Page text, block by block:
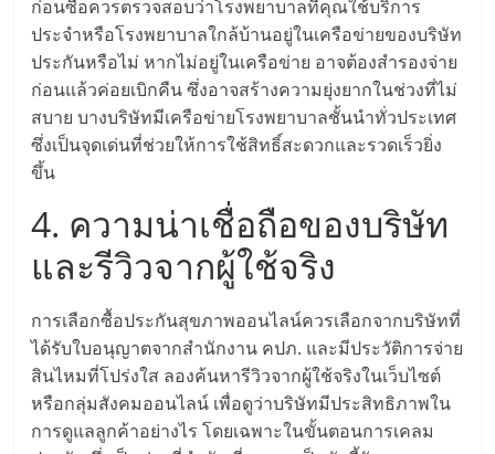
ไชส์
ขาย
หน้า
บ้าน
ลงทุน
น้อย
คืน
ก่อนซื้อควรตรวจสอบว่าโรงพยาบาลที่คุณใช้บริการ
ประจำหรือโรงพยาบาลใกล้บ้านอยู่ในเครือข่ายของบริษัท
ประกันหรือไม่ หากไม่อยู่ในเครือข่าย อาจต้องสำรองจ่าย
ก่อนแล้วค่อยเบิกคืน ซึ่งอาจสร้างความยุ่งยากในช่วงที่ไม่
สบาย บางบริษัทมีเครือข่ายโรงพยาบาลชั้นนำทั่วประเทศ
ซึ่งเป็นจุดเด่นที่ช่วยให้การใช้สิทธิ์สะดวกและรวดเร็วยิ่ง
ขึ้น
4. ความน่าเชื่อถือของบริษัท
และรีวิวจากผู้ใช้จริง
การเลือกซื้อประกันสุขภาพออนไลน์ควรเลือกจากบริษัทที่
ได้รับใบอนุญาตจากสำนักงาน คปภ. และมีประวัติการจ่าย
สินไหมที่โปร่งใส ลองค้นหารีวิวจากผู้ใช้จริงในเว็บไซต์
หรือกลุ่มสังคมออนไลน์ เพื่อดูว่าบริษัทมีประสิทธิภาพใน
การดูแลลูกค้าอย่างไร โดยเฉพาะในขั้นตอนการเคลม